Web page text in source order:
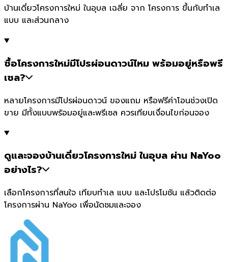
บ้านเดี่ยวโครงการใหม่ ในอุบล เฉลี่ย จาก โครงการ ขึ้นกับทำเล
แบบ และส่วนกลาง
ซื้อโครงการใหม่มีโปรผ่อนดาวน์ไหม พร้อมอยู่หรือพรี
เซล?
หลายโครงการมีโปรผ่อนดาวน์ ของแถม หรือฟรีค่าโอนช่วงเปิด
ขาย มีทั้งแบบพร้อมอยู่และพรีเซล ควรเทียบเงื่อนไขก่อนจอง
ดูและจองบ้านเดี่ยวโครงการใหม่ ในอุบล ผ่าน NaYoo
อย่างไร?
เลือกโครงการที่สนใจ เทียบทำเล แบบ และโปรโมชัน แล้วติดต่อ
โครงการผ่าน NaYoo เพื่อนัดชมและจอง